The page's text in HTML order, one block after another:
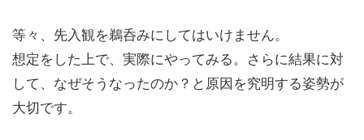
等々、先入観を鵜呑みにしてはいけません。
想定をした上で、実際にやってみる。さらに結果に対
して、なぜそうなったのか？と原因を究明する姿勢が
大切です。